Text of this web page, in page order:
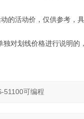
的活动价，仅供参考，
对划线价格进行说明的